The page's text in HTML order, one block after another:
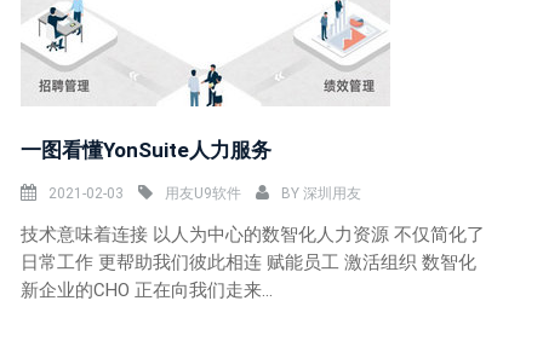
一图看懂YonSuite人力服务
2021-02-03 用友U9软件 BY深圳用友
技术意味着连接 以人为中心的数智化人力资源 不仅简化了
日常工作 更帮助我们彼此相连 赋能员工 激活组织 数智化
新企业的CHO 正在向我们走来...